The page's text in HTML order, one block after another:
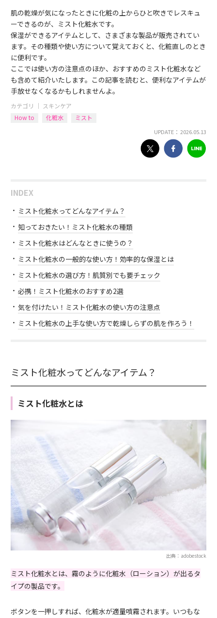
肌の乾燥が気になったときに化粧の上からひと吹きでレスキュ
ーできるのが、ミスト化粧水です。
保湿ができるアイテムとして、さまざまな製品が販売されてい
ます。その種類や使い方について覚えておくと、化粧直しのとき
に便利です。
ここでは使い方の注意点のほか、おすすめのミスト化粧水など
も含めて紹介いたします。この記事を読むと、便利なアイテムが
手放せなくなるかもしれませんよ。
カテゴリ ｜ スキンケア
How to
化粧水 ミスト
UPDATE： 2026.05.13
INDEX
ミスト化粧水ってどんなアイテム？
知っておきたい！ミスト化粧水の種類
ミスト化粧水はどんなときに使うの？
ミスト化粧水の一般的な使い方！効率的な保湿とは
ミスト化粧水の選び方！肌質別でも要チェック
必携！ミスト化粧水のおすすめ2選
気を付けたい！ミスト化粧水の使い方の注意点
ミスト化粧水の上手な使い方で乾燥しらずの肌を作ろう！
ミスト化粧水ってどんなアイテム？
ミスト化粧水とは
出典：adobestock
ミスト化粧水とは、霧のように化粧水（ローション）が出るタ
イプの製品です。
ボタンを一押しすれば、化粧水が適量噴霧されます。いつもな